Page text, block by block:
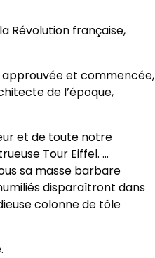
Révolution française,
et commencée,
de l’époque,
et de toute notre
Tour Eiffel. …
sa masse barbare
disparaîtront dans
colonne de tôle